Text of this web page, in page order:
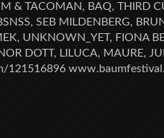
& TACOMAN, BAQ, THIRD
SEB MILDENBERG,
UNKNOWN_YET, FIONA
DOTT, LILUCA, MAURE,
121516896